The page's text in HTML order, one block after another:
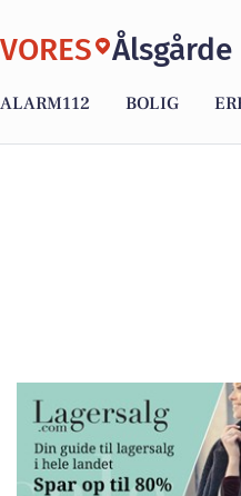
VORES Ålsgårde
ALARM112 BOLIG